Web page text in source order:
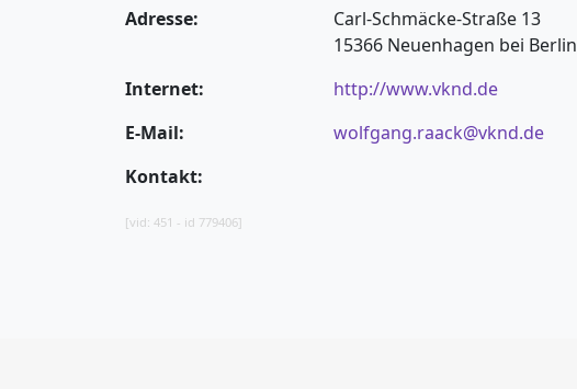
Adresse:
Carl-Schmäcke-Straße 13
15366 Neuenhagen bei Berlin
Internet:
http://www.vknd.de
E-Mail:
wolfgang.raack@vknd.de
Kontakt:
[vid: 451 - id 779406]